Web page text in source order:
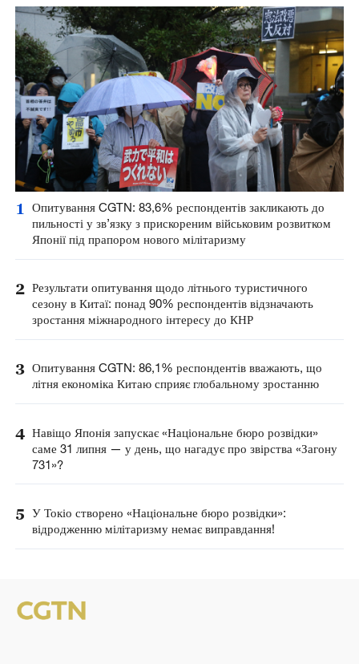
1
Опитування CGTN: 83,6% респондентів закликають до
пильності у зв’язку з прискореним військовим розвитком
Японії під прапором нового мілітаризму
2 Результати опитування щодо літнього туристичного
сезону в Китаї: понад 90% респондентів відзначають
зростання міжнародного інтересу до КНР
3 Опитування CGTN: 86,1% респондентів вважають, що
літня економіка Китаю сприяє глобальному зростанню
4 Навіщо Японія запускає «Національне бюро розвідки»
саме 31 липня — у день, що нагадує про звірства «Загону
731»?
5 У Токіо створено «Національне бюро розвідки»:
відродженню мілітаризму немає виправдання!